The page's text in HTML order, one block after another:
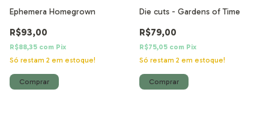
Ephemera Homegrown
R$93,00
R$88,35 com Pix
Só restam 2 em estoque!
Die cuts - Gardens of Time
R$79,00
R$75,05 com Pix
Só restam 2 em estoque!